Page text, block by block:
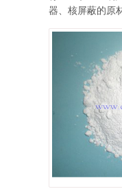
器、核屏蔽的原